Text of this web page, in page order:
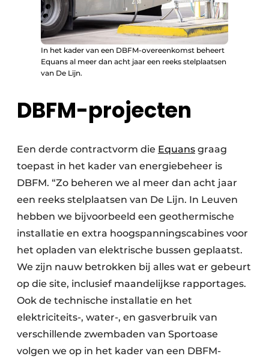
In het kader van een DBFM-overeenkomst beheert
Equans al meer dan acht jaar een reeks stelplaatsen
van De Lijn.
DBFM-projecten
Een derde contractvorm die Equans graag
toepast in het kader van energiebeheer is
DBFM. “Zo beheren we al meer dan acht jaar
een reeks stelplaatsen van De Lijn. In Leuven
hebben we bijvoorbeeld een geothermische
installatie en extra hoogspanningscabines voor
het opladen van elektrische bussen geplaatst.
We zijn nauw betrokken bij alles wat er gebeurt
op die site, inclusief maandelijkse rapportages.
Ook de technische installatie en het
elektriciteits-, water-, en gasverbruik van
verschillende zwembaden van Sportoase
volgen we op in het kader van een DBFM-